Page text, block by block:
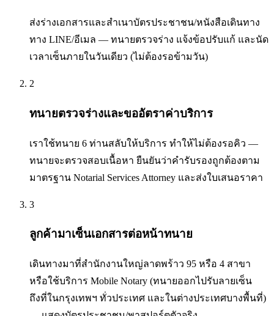
ส่งร่างเอกสารและสำเนาบัตรประชาชน/หนังสือเดินทาง
ทาง LINE/อีเมล — ทนายตรวจร่าง แจ้งข้อปรับแก้ และนัด
เวลาเซ็นภายในวันเดียว (ไม่ต้องรอข้ามวัน)
2
ทนายตรวจร่างและขออัตราค่าบริการ
เราใช้ทนาย 6 ท่านสลับให้บริการ ทำให้ไม่ต้องรอคิว —
ทนายจะตรวจสอบเนื้อหา ยืนยันว่าคำรับรองถูกต้องตาม
มาตรฐาน Notarial Services Attorney และส่งใบเสนอราคา
3
ลูกค้ามาเซ็นเอกสารต่อหน้าทนาย
เดินทางมาที่สำนักงานใหญ่ลาดพร้าว 95 หรือ 4 สาขา
หรือใช้บริการ Mobile Notary (ทนายออกไปรับลายเซ็น
ถึงที่ในกรุงเทพฯ ทั่วประเทศ และในต่างประเทศบางพื้นที่)